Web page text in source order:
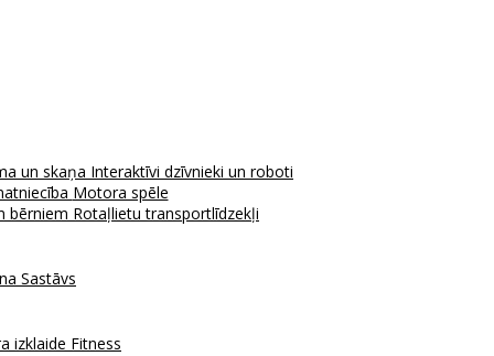
un skaņa Interaktīvi dzīvnieki un roboti
Motora spēle
bērniem Rotaļlietu transportlīdzekļi
Sastāvs
izklaide Fitness